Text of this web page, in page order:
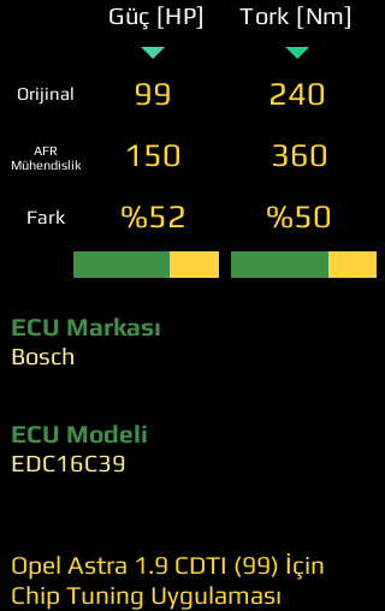
Güç [HP] Tork [Nm]
Orijinal 99 240
AFR
Mühendislik
150 360
Fark %52 %50
ECU Markası
Bosch
ECU Modeli
EDC16C39
Opel Astra 1.9 CDTI (99) İçin
Chip Tuning Uygulaması